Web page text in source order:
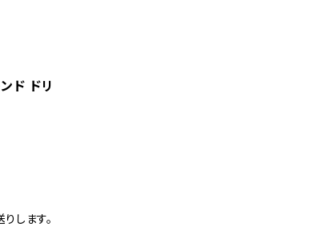
ド ドリ
します。